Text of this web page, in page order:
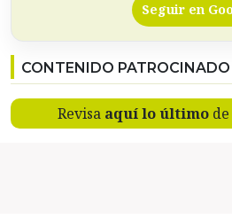
Seguir en
CONTENIDO PATROCINADO
Revisa aquí lo últimode